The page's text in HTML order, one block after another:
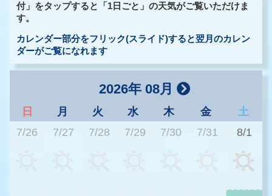
付」をタップすると「1日ごと」の天気がご覧いただけま
す。
カレンダー部分をフリック(スライド)すると翌月のカレン
ダーがご覧になれます
2026年 08月
日 月 火 水 木 金
土
7/26
7/27 7/28 7/29 7/30 7/31 8/1